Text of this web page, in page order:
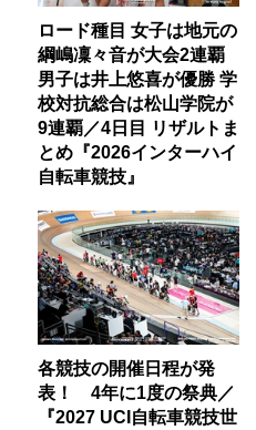
ロード種目 女子は地元の
綱嶋凜々音が大会2連覇
男子は井上悠喜が優勝 学
校対抗総合は松山学院が
9連覇／4日目 リザルトま
とめ『2026インターハイ
自転車競技』
各競技の開催日程が発
表！ 4年に1度の祭典／
『2027 UCI自転車競技世